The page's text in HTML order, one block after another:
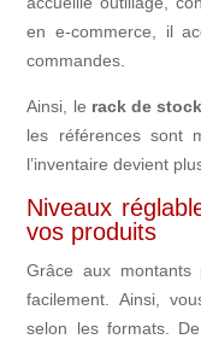
en e-commerce, il
commandes.
Ainsi, le rack de
les références sont
l’inventaire devient
Niveaux
vos produits
Grâce aux montants
facilement. Ainsi,
selon les formats.